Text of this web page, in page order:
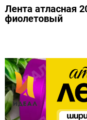
Лента атласная
фиолетовый